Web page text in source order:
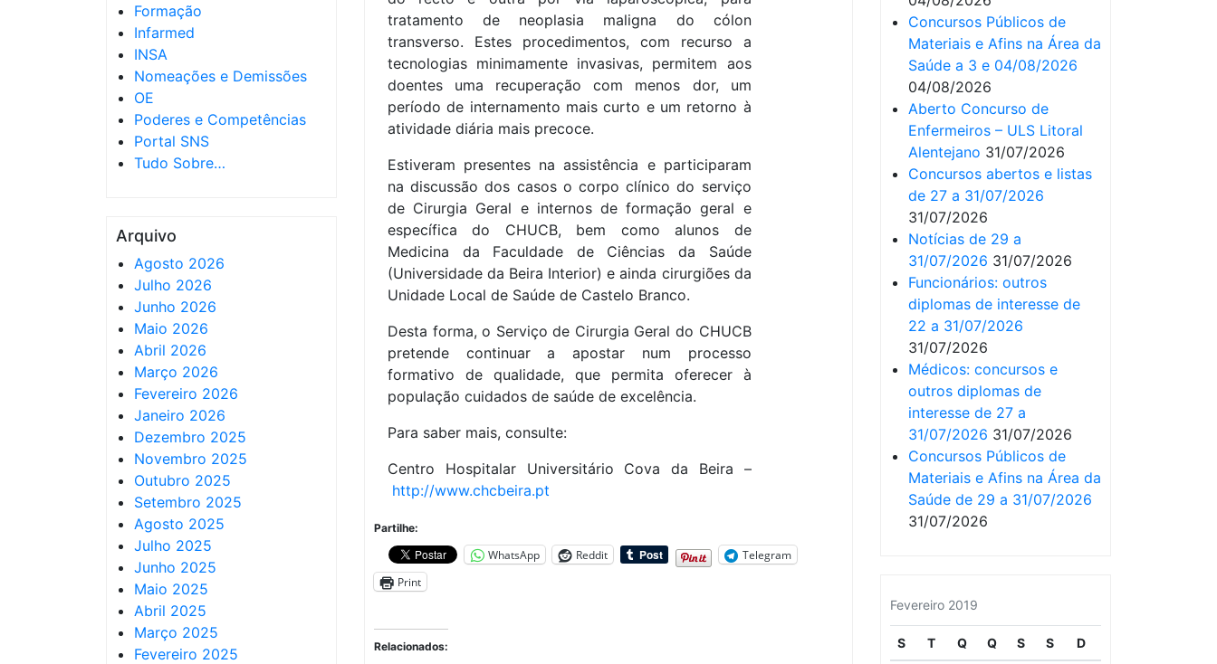
Formação
Infarmed
INSA
Nomeações e Demissões
OE
Poderes e Competências
Portal SNS
Tudo Sobre…
Arquivo
Agosto 2026
Julho 2026
Junho 2026
Maio 2026
Abril 2026
Março 2026
Fevereiro 2026
Janeiro 2026
Dezembro 2025
Novembro 2025
Outubro 2025
Setembro 2025
Agosto 2025
Julho 2025
Junho 2025
Maio 2025
Abril 2025
Março 2025
Fevereiro 2025
tratamento de neoplasia maligna do cólon
transverso. Estes procedimentos, com recurso a
tecnologias minimamente invasivas, permitem aos
doentes uma recuperação com menos dor, um
período de internamento mais curto e um retorno à
atividade diária mais precoce.
Estiveram presentes na assistência e participaram
na discussão dos casos o corpo clínico do serviço
de Cirurgia Geral e internos de formação geral e
específica do CHUCB, bem como alunos de
Medicina da Faculdade de Ciências da Saúde
(Universidade da Beira Interior) e ainda cirurgiões da
Unidade Local de Saúde de Castelo Branco.
Desta forma, o Serviço de Cirurgia Geral do CHUCB
pretende continuar a apostar num processo
formativo de qualidade, que permita oferecer à
população cuidados de saúde de excelência.
Para saber mais, consulte:
Centro Hospitalar Universitário Cova da Beira –
http://www.chcbeira.pt
Partilhe:
WhatsApp Reddit
Telegram
Print
Relacionados:
Concursos Públicos de
Materiais e Afins na Área da
Saúde a 3 e 04/08/2026
04/08/2026
Aberto Concurso de
Enfermeiros – ULS Litoral
Alentejano 31/07/2026
Concursos abertos e listas
de 27 a 31/07/2026
31/07/2026
Notícias de 29 a
31/07/2026 31/07/2026
Funcionários: outros
diplomas de interesse de
22 a 31/07/2026
31/07/2026
Médicos: concursos e
outros diplomas de
interesse de 27 a
31/07/2026 31/07/2026
Concursos Públicos de
Materiais e Afins na Área da
Saúde de 29 a 31/07/2026
31/07/2026
Fevereiro 2019
S T Q Q S S D